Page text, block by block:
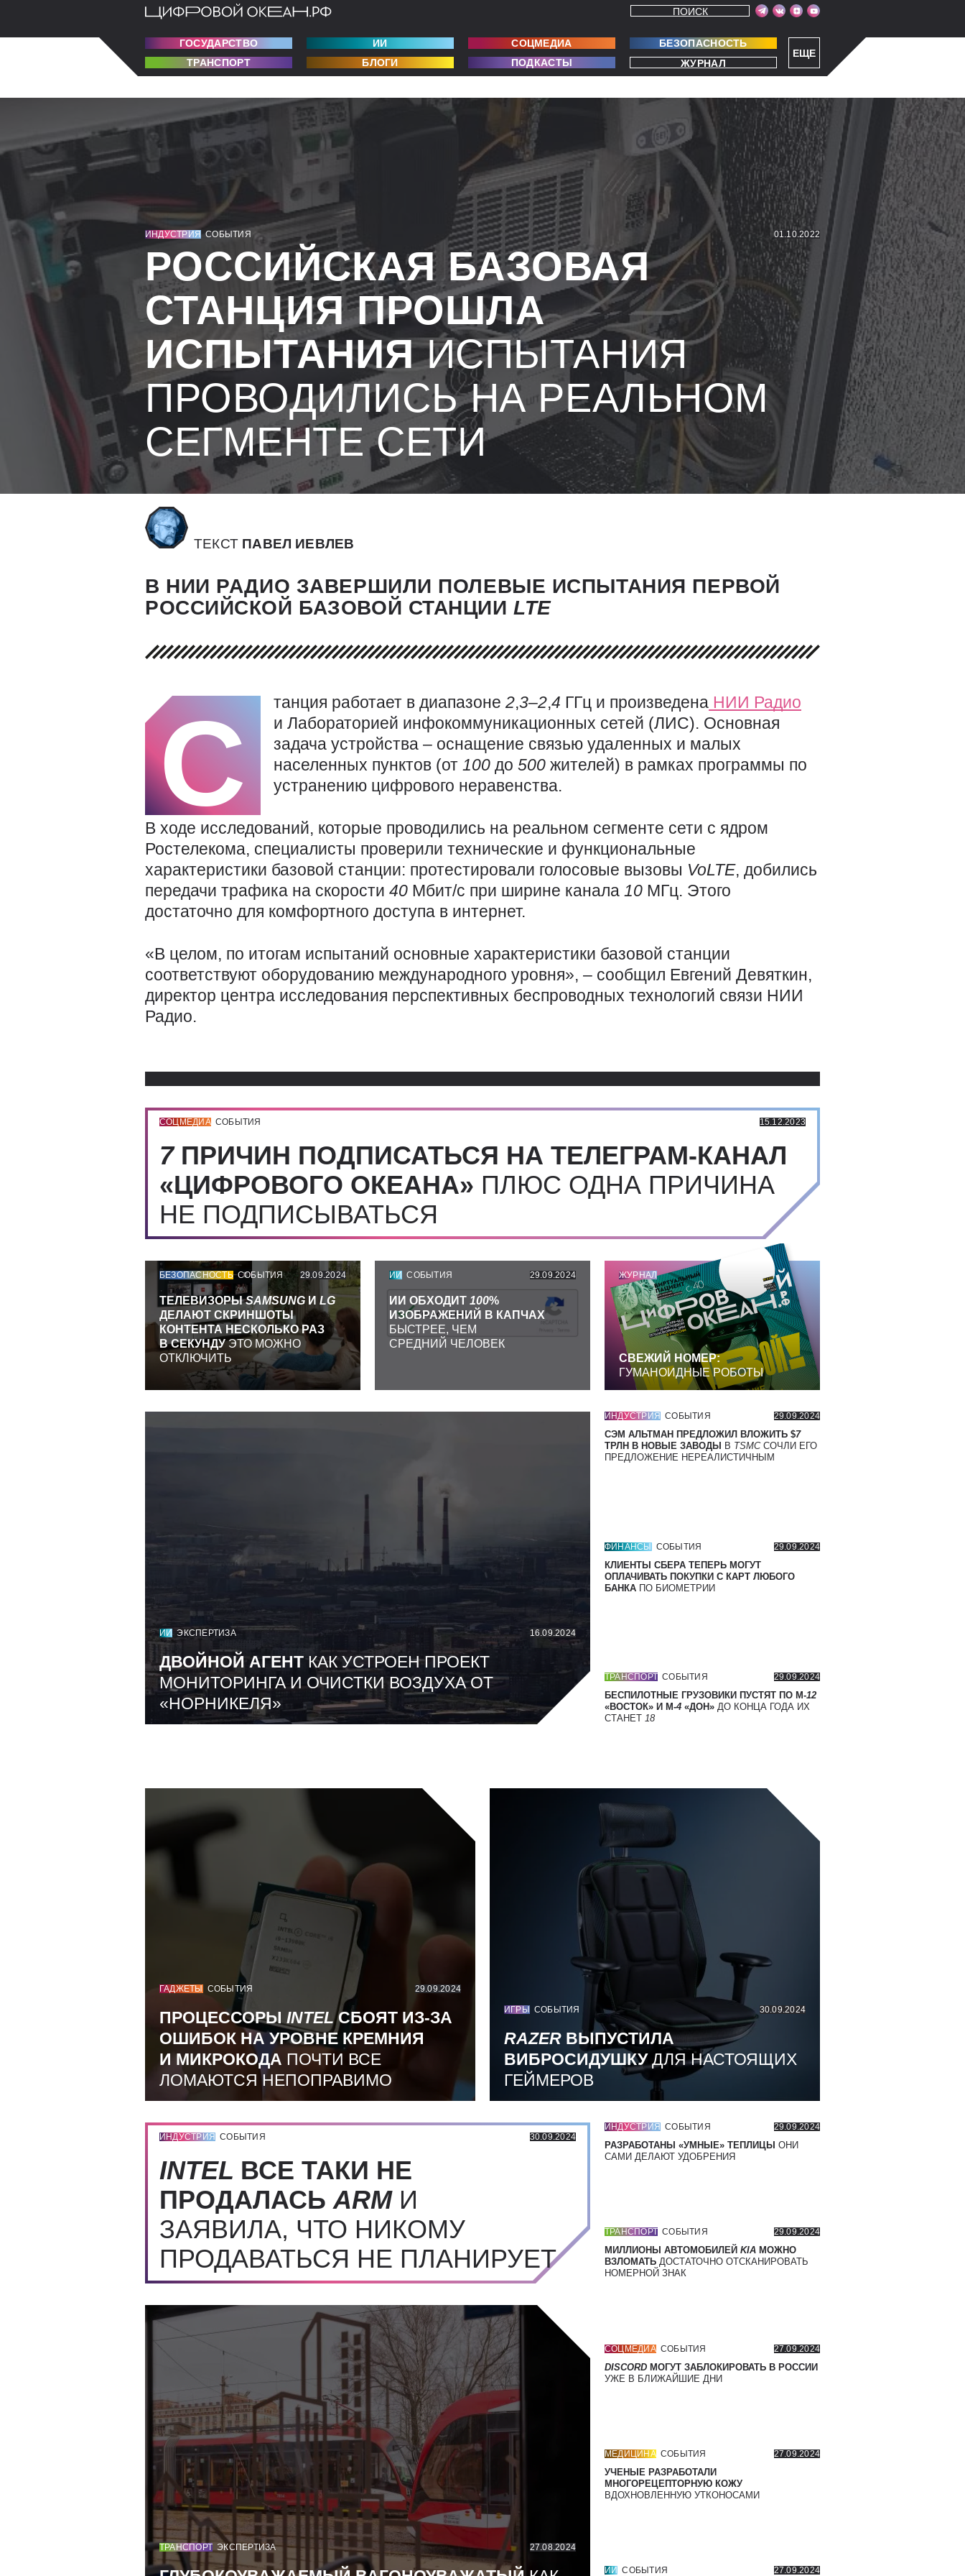
ЕЩЕ
ПОИСК
ГОСУДАРСТВО ИИ СОЦМЕДИА
БЕЗОПАСНОСТЬ
ТРАНСПОРТ
БЛОГИ ПОДКАСТЫ ЖУРНАЛ
ИНДУСТРИЯ СОБЫТИЯ 01.10.2022
РОССИЙСКАЯ БАЗОВАЯ
СТАНЦИЯ ПРОШЛА
ИСПЫТАНИЯИСПЫТАНИЯ
ПРОВОДИЛИСЬ НА РЕАЛЬНОМ
СЕГМЕНТЕ СЕТИ
ТЕКСТ ПАВЕЛ ИЕВЛЕВ
В НИИ РАДИО ЗАВЕРШИЛИ ПОЛЕВЫЕ ИСПЫТАНИЯ ПЕРВОЙ
РОССИЙСКОЙ БАЗОВОЙ СТАНЦИИLTE
С танция работает в диапазоне 2,3–2,4 ГГц и произведена НИИ Радио
и Лабораторией инфокоммуникационных сетей (ЛИС). Основная
задача устройства – оснащение связью удаленных и малых
населенных пунктов (от 100 до 500 жителей) в рамках программы по
устранению цифрового неравенства.
В ходе исследований, которые проводились на реальном сегменте сети с ядром
Ростелекома, специалисты проверили технические и функциональные
характеристики базовой станции: протестировали голосовые вызовы VoLTE, добились
передачи трафика на скорости 40 Мбит/с при ширине канала 10 МГц. Этого
достаточно для комфортного доступа в интернет.
«В целом, по итогам испытаний основные характеристики базовой станции
соответствуют оборудованию международного уровня», – сообщил Евгений Девяткин,
директор центра исследования перспективных беспроводных технологий связи НИИ
Радио.
СОЦМЕДИА СОБЫТИЯ 15.12.2023
7 ПРИЧИН ПОДПИСАТЬСЯ НА ТЕЛЕГРАМ-КАНАЛ
«ЦИФРОВОГО ОКЕАНА» ПЛЮС ОДНА ПРИЧИНА
НЕ ПОДПИСЫВАТЬСЯ
БЕЗОПАСНОСТЬ СОБЫТИЯ 29.09.2024
ТЕЛЕВИЗОРЫSAMSUNG И LG
ДЕЛАЮТ СКРИНШОТЫ
КОНТЕНТА НЕСКОЛЬКО РАЗ
В СЕКУНДУЭТО МОЖНО
ОТКЛЮЧИТЬ
ИИ СОБЫТИЯ 29.09.2024
ИИ ОБХОДИТ 100%
ИЗОБРАЖЕНИЙ В КАПЧАХ
БЫСТРЕЕ, ЧЕМ
СРЕДНИЙ ЧЕЛОВЕК
ЖУРНАЛ
СВЕЖИЙ НОМЕР:
ГУМАНОИДНЫЕ РОБОТЫ
ИИ ЭКСПЕРТИЗА 16.09.2024
ДВОЙНОЙ АГЕНТКАК УСТРОЕН ПРОЕКТ
МОНИТОРИНГА И ОЧИСТКИ ВОЗДУХА ОТ
«НОРНИКЕЛЯ»
ИНДУСТРИЯ СОБЫТИЯ 29.09.2024
СЭМ АЛЬТМАН ПРЕДЛОЖИЛ ВЛОЖИТЬ $7
ТРЛН В НОВЫЕ ЗАВОДЫ
В TSMC СОЧЛИ ЕГО
ПРЕДЛОЖЕНИЕ НЕРЕАЛИСТИЧНЫМ
ФИНАНСЫ СОБЫТИЯ 29.09.2024
КЛИЕНТЫ СБЕРА ТЕПЕРЬ МОГУТ
ОПЛАЧИВАТЬ ПОКУПКИ С КАРТ ЛЮБОГО
БАНКА ПО БИОМЕТРИИ
ТРАНСПОРТ СОБЫТИЯ 29.09.2024
БЕСПИЛОТНЫЕ ГРУЗОВИКИ ПУСТЯТ ПО М-12
«ВОСТОК» И М-4 «ДОН» ДО КОНЦА ГОДА ИХ
СТАНЕТ 18
ГАДЖЕТЫ СОБЫТИЯ 29.09.2024
ПРОЦЕССОРЫ INTELСБОЯТ ИЗ-ЗА
ОШИБОК НА УРОВНЕ КРЕМНИЯ
И МИКРОКОДА ПОЧТИ ВСЕ
ЛОМАЮТСЯ НЕПОПРАВИМО
ИГРЫ СОБЫТИЯ 30.09.2024
RAZER ВЫПУСТИЛА
ВИБРОСИДУШКУДЛЯ НАСТОЯЩИХ
ГЕЙМЕРОВ
ИНДУСТРИЯ СОБЫТИЯ 30.09.2024
INTEL ВСЕ ТАКИ НЕ
ПРОДАЛАСЬ ARMИ
ЗАЯВИЛА, ЧТО НИКОМУ
ПРОДАВАТЬСЯ НЕ ПЛАНИРУЕТ
ТРАНСПОРТ ЭКСПЕРТИЗА 27.08.2024
ИНДУСТРИЯ СОБЫТИЯ 29.09.2024
РАЗРАБОТАНЫ «УМНЫЕ» ТЕПЛИЦЫ ОНИ
САМИ ДЕЛАЮТ УДОБРЕНИЯ
ТРАНСПОРТ СОБЫТИЯ 29.09.2024
МИЛЛИОНЫ АВТОМОБИЛЕЙ KIA МОЖНО
ВЗЛОМАТЬ ДОСТАТОЧНО ОТСКАНИРОВАТЬ
НОМЕРНОЙ ЗНАК
СОЦМЕДИА СОБЫТИЯ 27.09.2024
DISCORD МОГУТ ЗАБЛОКИРОВАТЬ В РОССИИ
УЖЕ В БЛИЖАЙШИЕ ДНИ
МЕДИЦИНА СОБЫТИЯ 27.09.2024
УЧЕНЫЕ РАЗРАБОТАЛИ
МНОГОРЕЦЕПТОРНУЮ КОЖУ
ВДОХНОВЛЕННУЮ УТКОНОСАМИ
ИИ СОБЫТИЯ 27.09.2024